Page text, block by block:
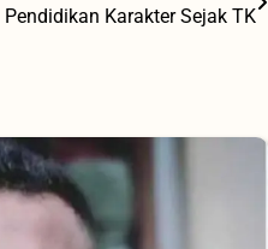
Pendidikan Karakter Sejak TK